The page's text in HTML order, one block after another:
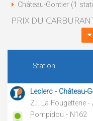
Château-Gontier (1
PRIX DU
Station
Leclerc - Château-
Z.I. La Fougetterie
Pompidou - N162